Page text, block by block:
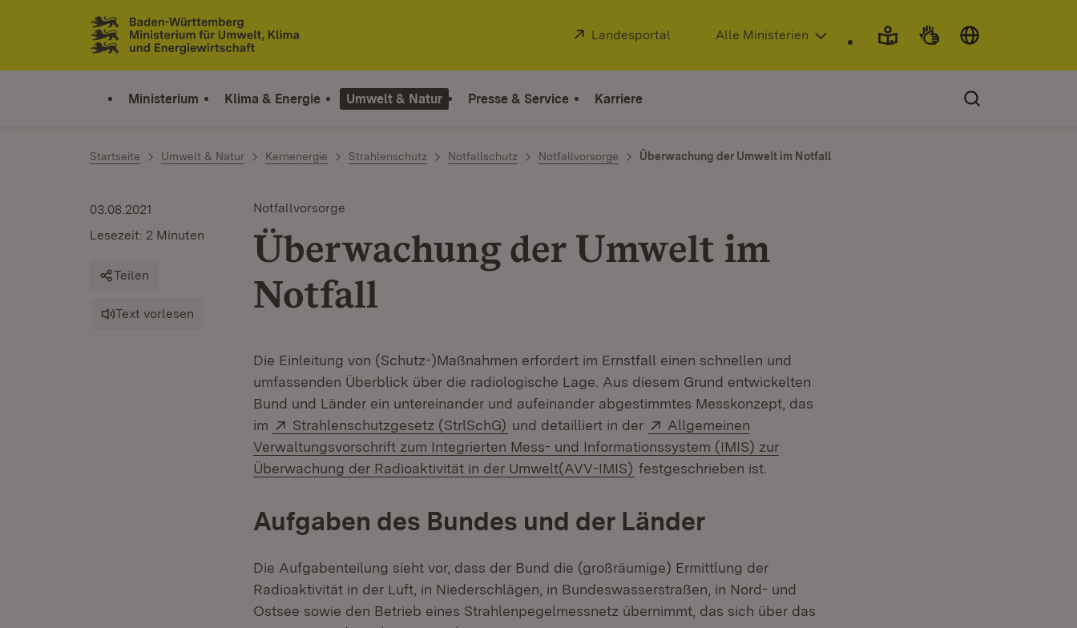
Zum Inhalt springen
Link zur Startseite
Extern:
Landesportal (Öffnet in neuem Fenster)
Alle Ministerien
Ministerium Klima & Energie Umwelt & Natur Presse & Service Karriere
Startseite Umwelt & Natur Kernenergie Strahlenschutz Notfallschutz Notfallvorsorge Überwachung der Umwelt im Notfall
Notfallvorsorge
Überwachung der Umwelt im
Notfall
03.08.2021
Lesezeit: 2 Minuten
Teilen
Text vorlesen
Die Einleitung von (Schutz-)Maßnahmen erfordert im Ernstfall einen schnellen und
umfassenden Überblick über die radiologische Lage. Aus diesem Grund entwickelten
Bund und Länder ein untereinander und aufeinander abgestimmtes Messkonzept, das
im
Extern:
Strahlenschutzgesetz (StrlSchG) (Öffnet in neuem Fenster)
und detailliert in der Extern:
Allgemeinen
Verwaltungsvorschrift zum Integrierten Mess- und Informationssystem (IMIS) zur
Überwachung der Radioaktivität in der Umwelt(AVV-IMIS) (Öffnet in neuem Fenster)
festgeschrieben ist.
Aufgaben des Bundes und der Länder
Die Aufgabenteilung sieht vor, dass der Bund die (großräumige) Ermittlung der
Radioaktivität in der Luft, in Niederschlägen, in Bundeswasserstraßen, in Nord- und
Ostsee sowie den Betrieb eines Strahlenpegelmessnetz übernimmt, das sich über das